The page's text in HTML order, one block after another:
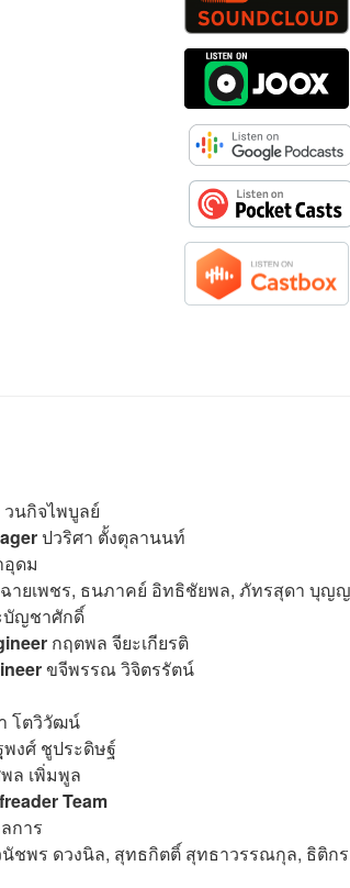
นกิจไพบูลย์
ปวริศา ตั้งตุลานนท์
ดม
ายเพชร, ธนภาคย์ อิทธิชัยพล, ภัทรสุดา บุญ
บัญชาศักดิ์
กฤตพล จียะเกียรติ
ขจีพรรณ วิจิตรรัตน์
โตวิวัฒน์
พงศ์ ชูประดิษฐ์
ล เพิ่มพูล
Team
การ
นัชพร ดวงนิล, สุทธกิตติ์​ สุทธาวรรณกุล, ธิติ